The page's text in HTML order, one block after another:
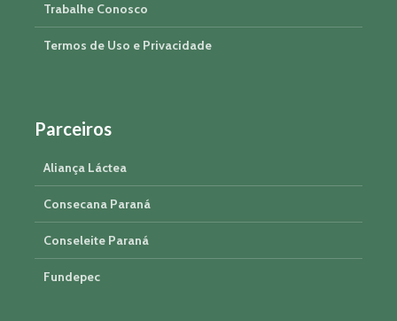
Trabalhe Conosco
Termos de Uso e Privacidade
Parceiros
Aliança Láctea
Consecana Paraná
Conseleite Paraná
Fundepec